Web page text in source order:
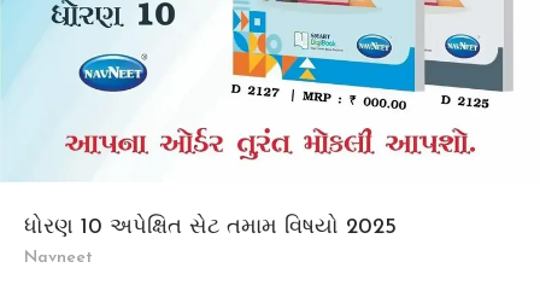
ધોરણ 10 અપેક્ષિત સેટ તમામ વિષયો 2025
Navneet